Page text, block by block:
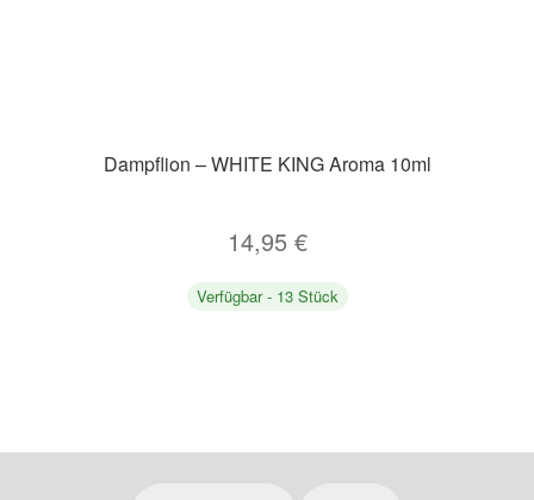
Dampflion – WHITE KING Aroma 10ml
14,95 €
Verfügbar - 13 Stück